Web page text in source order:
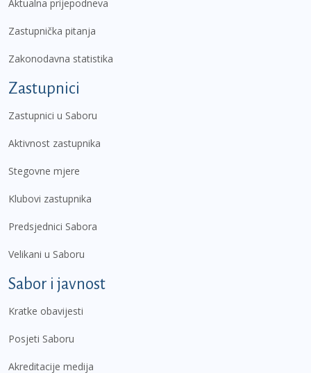
Aktualna prijepodneva
Zastupnička pitanja
Zakonodavna statistika
Zastupnici
Zastupnici u Saboru
Aktivnost zastupnika
Stegovne mjere
Klubovi zastupnika
Predsjednici Sabora
Velikani u Saboru
Sabor i javnost
Kratke obavijesti
Posjeti Saboru
Akreditacije medija